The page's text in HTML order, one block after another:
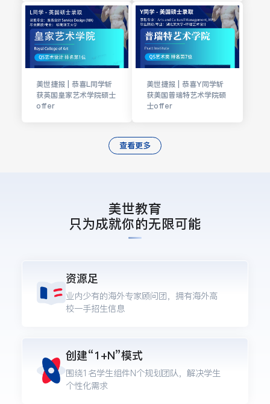
美世捷报 | 恭喜L同学斩
获英国皇家艺术学院硕士
offer
美世捷报 | 恭喜Y同学斩
获美国普瑞特艺术学院硕
士offer
查看更多
美世教育
只为成就你的无限可能
资源足
业内少有的海外专家顾问团，拥有海外高
校一手招生信息
创建“1+N”模式
围绕1名学生组件N个规划团队，解决学生
个性化需求